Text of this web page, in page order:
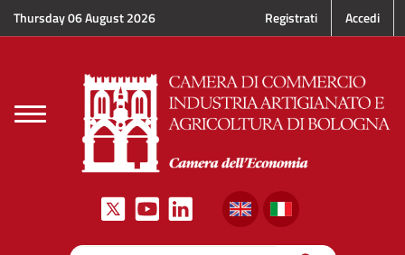
Thursday 06 August 2026 Registrati Accedi
Toggle
navigation